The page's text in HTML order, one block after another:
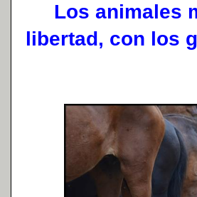
Los animales
libertad, con los